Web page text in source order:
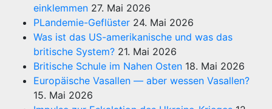
einklemmen 27. Mai 2026
PLandemie-Geflüster 24. Mai 2026
Was ist das US-amerikanische und was das
britische System? 21. Mai 2026
Britische Schule im Nahen Osten 18. Mai 2026
Europäische Vasallen — aber wessen Vasallen?
15. Mai 2026